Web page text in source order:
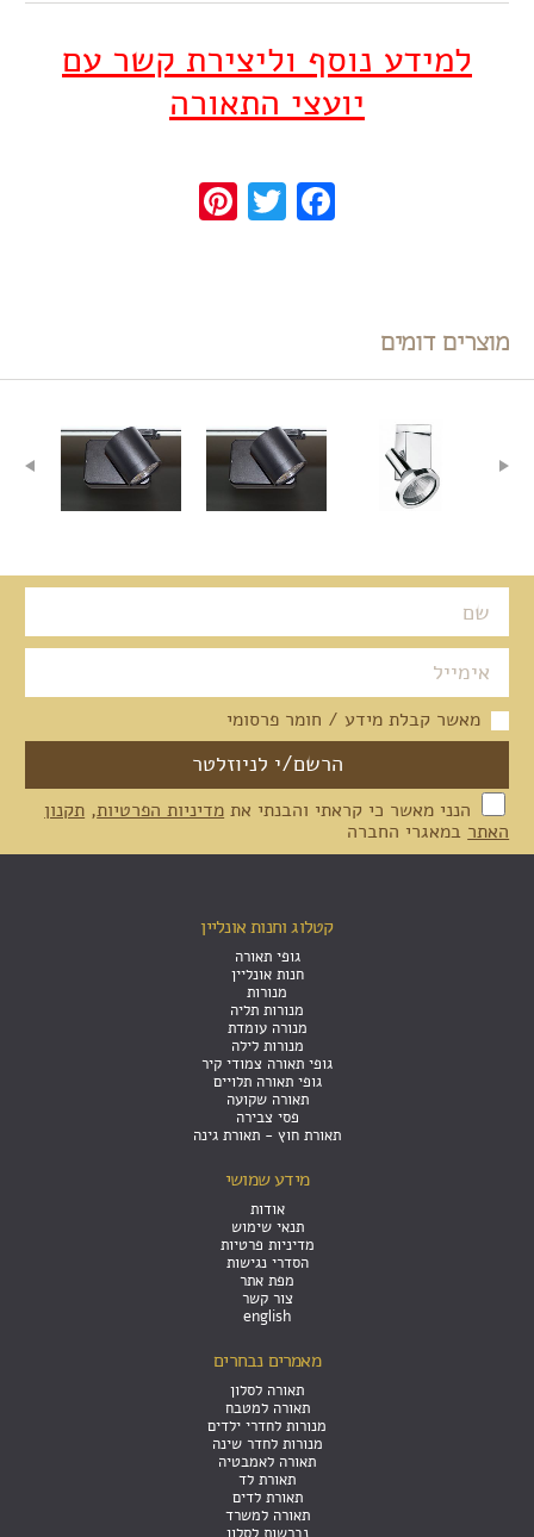
למידע נוסף וליצירת קשר עם
יועצי התאורה
Facebook
Twitter
Pinterest
מוצרים דומים
מאשר קבלת מידע / חומר פרסומי
הנני מאשר כי קראתי והבנתי את מדיניות הפרטיות, תקנון
האתר במאגרי החברה
קטלוג וחנות אונליין
גופי תאורה
חנות אונליין
מנורות
מנורות תליה
מנורה עומדת
מנורות לילה
גופי תאורה צמודי קיר
גופי תאורה תלויים
תאורה שקועה
פסי צבירה
תאורת חוץ - תאורת גינה
מידע שמושי
אודות
תנאי שימוש
מדיניות פרטיות
הסדרי נגישות
מפת אתר
צור קשר
english
מאמרים נבחרים
תאורה לסלון
תאורה למטבח
מנורות לחדרי ילדים
מנורות לחדר שינה
תאורה לאמבטיה
תאורת לד
תאורת לדים
תאורה למשרד